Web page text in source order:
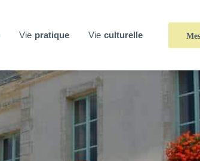
Vie pratique Vie culturelle